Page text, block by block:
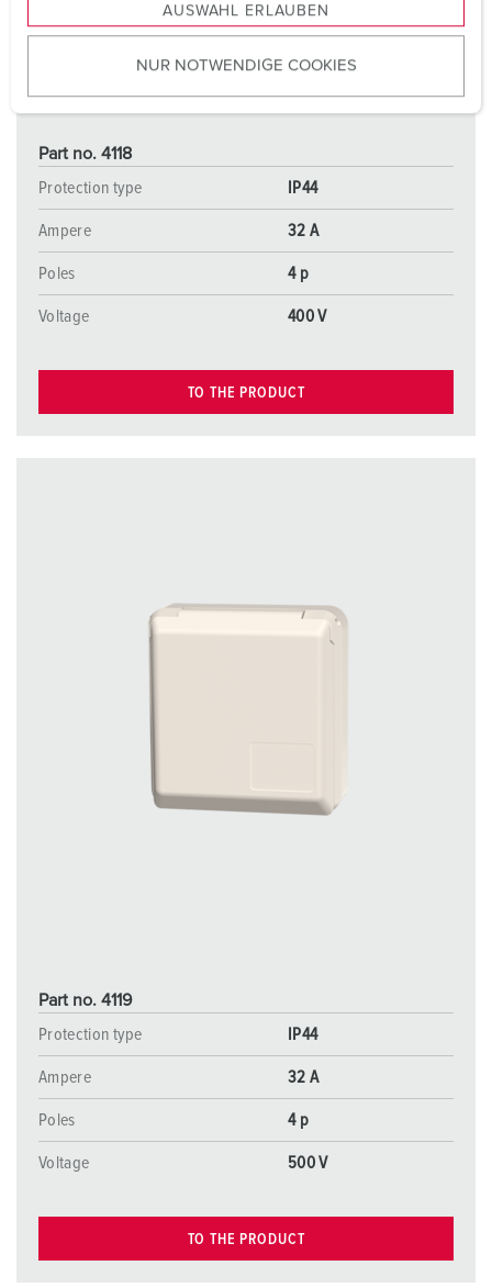
u
w
AUSWAHL ERLAUBEN
NUR NOTWENDIGE COOKIES
Part no. 4118
Protection type
IP44
Ampere 32 A
Poles 4 p
Voltage 400 V
TO THE PRODUCT
Part no. 4119
Protection type
IP44
Ampere 32 A
Poles 4 p
Voltage 500 V
TO THE PRODUCT